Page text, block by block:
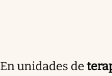
En unidades de